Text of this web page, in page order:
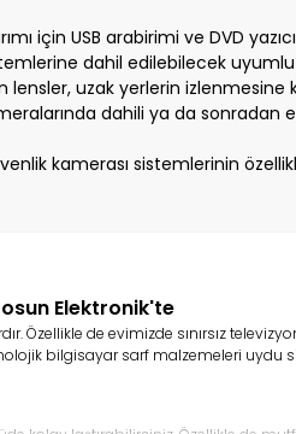
için USB arabirimi ve DVD
dahil edilebilecek
lensler, uzak yerlerin
dahili ya da sonradan
kamerası sistemlerinin
Elektronik'te
Özellikle de evimizde sınırsız
bilgisayar sarf malzemeleri